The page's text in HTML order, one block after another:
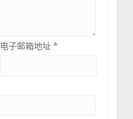
电子邮箱地址*